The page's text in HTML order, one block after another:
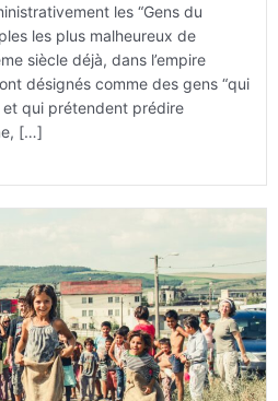
les “Gens du
les plus malheureux de
siècle déjà, dans l’empire
désignés comme des gens “qui
qui prétendent prédire
[…]